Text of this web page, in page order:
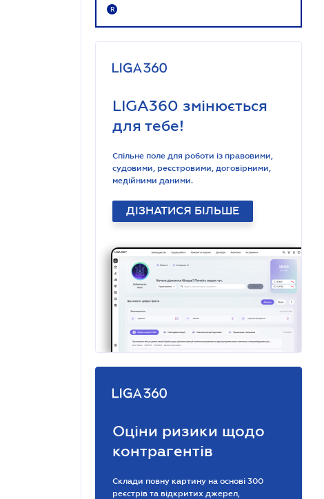
R
LIGA360 змінюється
для тебе!
Спільне поле для роботи із правовими,
судовими, реєстровими, договірними,
медійними даними.
ДІЗНАТИСЯ БІЛЬШЕ
Оціни ризики щодо
контрагентів
Склади повну картину на основі 300
реєстрів та відкритих джерел,